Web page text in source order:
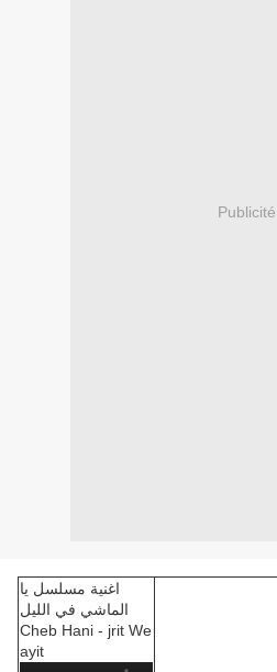
Publicité
اغنية مسلسل يا
الماشي في الليل
Cheb Hani - jrit We
ayit